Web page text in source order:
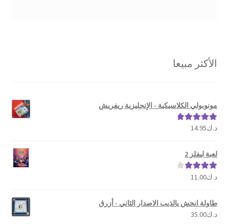
الأكثر مبيعا
مونوبولي الكلاسيكية - الإنجليزية ريفريش
تم التقييم
د.ك14.95
لعبة ليفلز 2
تم التقييم
د.ك11.00
طاولة انحش يالذيب الاصدار الثاني - أزرق
د.ك35.00